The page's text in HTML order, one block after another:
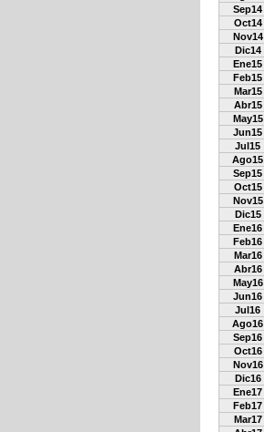
Sep14
Oct14
Nov14
Dic14
Ene15
Feb15
Mar15
Abr15
May15
Jun15
Jul15
Ago15
Sep15
Oct15
Nov15
Dic15
Ene16
Feb16
Mar16
Abr16
May16
Jun16
Jul16
Ago16
Sep16
Oct16
Nov16
Dic16
Ene17
Feb17
Mar17